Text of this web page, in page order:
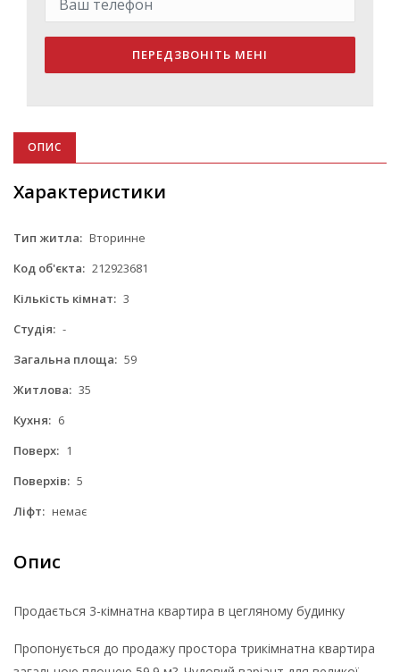
ПЕРЕДЗВОНІТЬ МЕНІ
ОПИС
Характеристики
Тип житла: Вторинне
Код об'єкта: 212923681
Кількість кімнат: 3
Студія: -
Загальна площа: 59
Житлова: 35
Кухня: 6
Поверх: 1
Поверхів: 5
Ліфт: немає
Опис
Продається 3-кімнатна квартира в цегляному будинку
Пропонується до продажу простора трикімнатна квартира